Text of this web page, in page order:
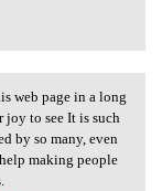
on
web page in a long
joy to see It is such
by so many, even
making people